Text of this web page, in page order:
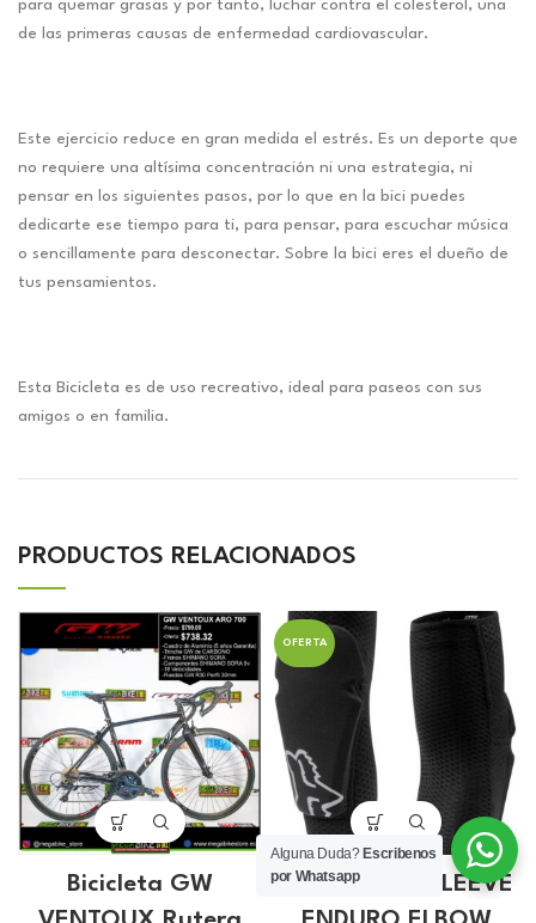
para quemar grasas y por tanto, luchar contra el colesterol, una
de las primeras causas de enfermedad cardiovascular.
Este ejercicio reduce en gran medida el estrés. Es un deporte que
no requiere una altísima concentración ni una estrategia, ni
pensar en los siguientes pasos, por lo que en la bici puedes
dedicarte ese tiempo para ti, para pensar, para escuchar música
o sencillamente para desconectar. Sobre la bici eres el dueño de
tus pensamientos.
Esta Bicicleta es de uso recreativo, ideal para paseos con sus
amigos o en familia.
PRODUCTOS RELACIONADOS
Bicicleta GW
OFERTA
Codera FOX SLEEVE
Alguna Duda? Escribenos
por Whatsapp